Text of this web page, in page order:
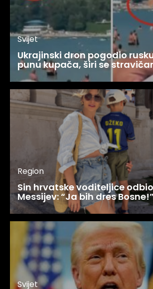
Svijet
Ukrajinski dron pogodio
punu kupača, širi se
Region
Sin hrvatske voditeljice
Messijev: “Ja bih dres
Svijet